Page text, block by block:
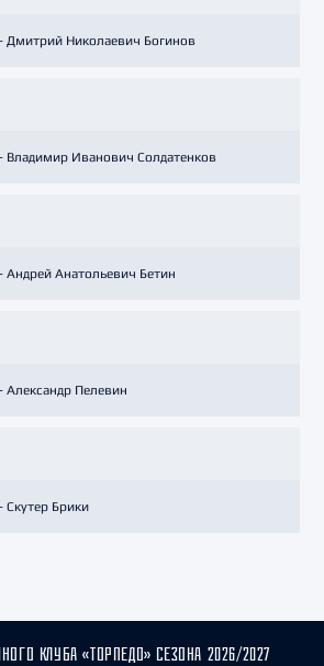
Дмитрий Николаевич Богинов
Владимир Иванович Солдатенков
Анатольевич Бетин
Пелевин
Брики
КЛУБА «ТОРПЕДО» СЕЗОНА 2026/2027